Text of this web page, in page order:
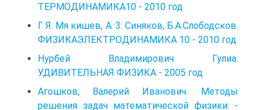
ТЕРМОДИНАМИКА10 - 2010 год
Г. Я. Мя кишев, А. 3. Синяков, Б.А.Слободсков.
ФИЗИКАЭЛЕКТРОДИНАМИКА 10 - 2010 год
Нурбей Владимирович Гулиа.
УДИВИТЕЛЬНАЯ ФИЗИКА - 2005 год
Агошков, Валерий Иванович. Методы
решения задач математической физики: -